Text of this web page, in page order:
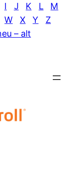
I J K L
M
W X Y
Z
– alt